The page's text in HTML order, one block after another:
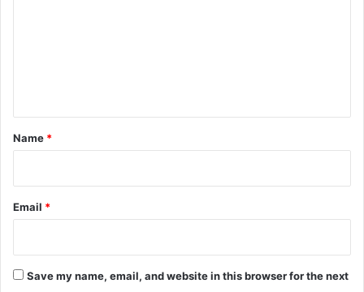
*
Name *
Email *
Save my name, email, and website in this browser for the next